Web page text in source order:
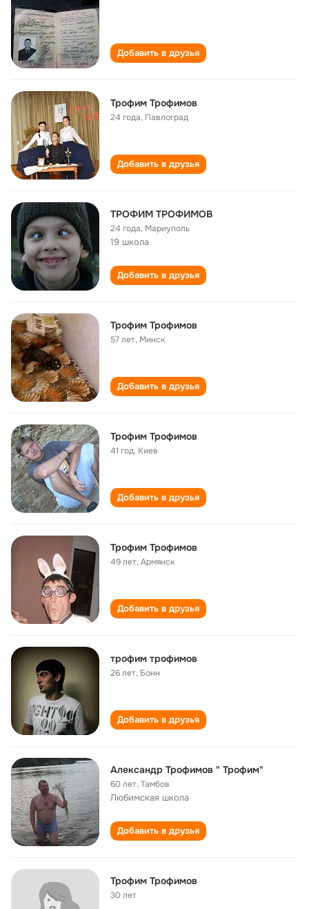
Добавить в друзья
Трофим Трофимов
24 года, Павлоград
Добавить в друзья
ТРОФИМ ТРОФИМОВ
24 года, Мариуполь
19 школа
Добавить в друзья
Трофим Трофимов
57 лет, Минск
Добавить в друзья
Трофим Трофимов
41 год, Киев
Добавить в друзья
Трофим Трофимов
49 лет,Армянск
Добавить в друзья
трофим трофимов
26 лет, Бонн
Добавить в друзья
Александр Трофимов " Трофим"
60 лет,Тамбов
Любимская школа
Добавить в друзья
Трофим Трофимов
30 лет